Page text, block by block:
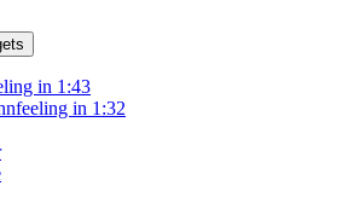
in 1:43
in 1:32